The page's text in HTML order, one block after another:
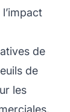
de
de
les